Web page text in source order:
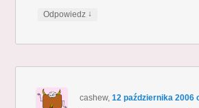
Odpowiedz ↓
cashew,12 października 2006